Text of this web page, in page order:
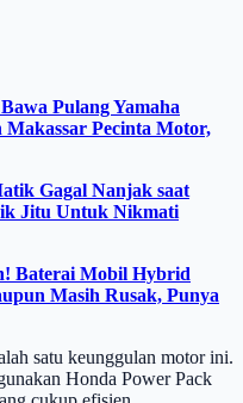
Pulang Yamaha
Pecinta Motor,
Gagal Nanjak saat
Jitu Untuk Nikmati
Baterai Mobil Hybrid
Masih Rusak, Punya
satu keunggulan motor ini.
Honda Power Pack